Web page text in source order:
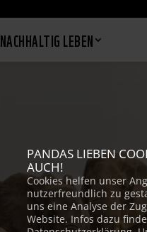
NACHHALTIG LEBEN
PANDAS LIEBEN
AUCH!
Cookies helfen unser
nutzerfreundlich zu
uns eine Analyse der
Website. Infos dazu